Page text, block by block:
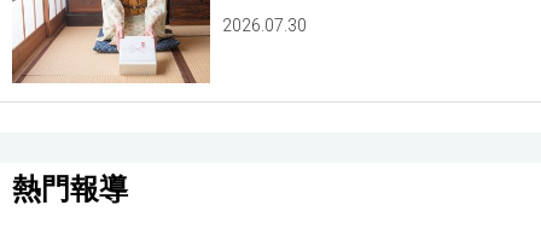
2026.07.30
熱門報導